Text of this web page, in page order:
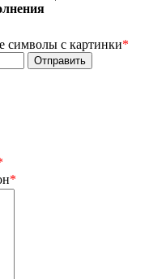
символы с картинки*
*